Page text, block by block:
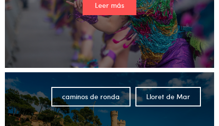
Leer más
Lloret de Mar
caminos de ronda